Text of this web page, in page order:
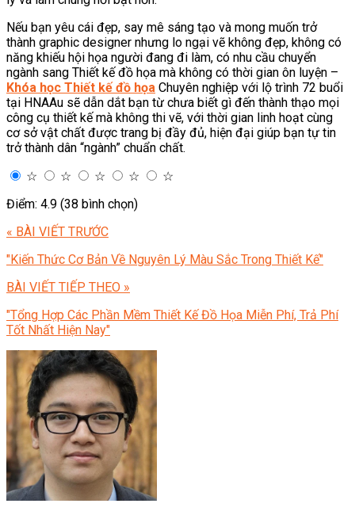
Nếu bạn yêu cái đẹp, say mê sáng tạo và mong muốn trở
thành graphic designer nhưng lo ngại vẽ không đẹp, không có
năng khiếu hội họa người đang đi làm, có nhu cầu chuyển
ngành sang Thiết kế đồ họa mà không có thời gian ôn luyện –
Khóa học Thiết kế đồ họa Chuyên nghiệp với lộ trình 72 buổi
tại HNAAu sẽ dẫn dắt bạn từ chưa biết gì đến thành thạo mọi
công cụ thiết kế mà không thi vẽ, với thời gian linh hoạt cùng
cơ sở vật chất được trang bị đầy đủ, hiện đại giúp bạn tự tin
trở thành dân “ngành” chuẩn chất.
☆
☆ ☆ ☆
☆
Điểm: 4.9 (38 bình chọn)
« BÀI VIẾT TRƯỚC
"Kiến Thức Cơ Bản Về Nguyên Lý Màu Sắc Trong Thiết Kế"
BÀI VIẾT TIẾP THEO »
"Tổng Hợp Các Phần Mềm Thiết Kế Đồ Họa Miễn Phí, Trả Phí
Tốt Nhất Hiện Nay"